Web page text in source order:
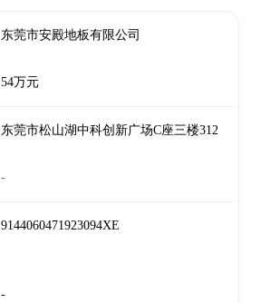
东莞市安殿地板有限公司
54万元
东莞市松山湖中科创新广场C座三楼312
-
9144060471923094XE
-